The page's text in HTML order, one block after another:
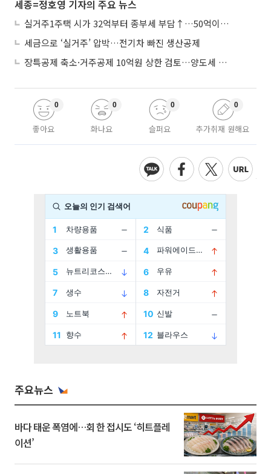
세종=정호영 기자의 주요 뉴스
실거주1주택 시가 32억부터 종부세 부담↑…50억이면 454→979만원
세금으로 ‘실거주’ 압박…전기차 빠진 생산공제
장특공제 축소·거주공제 10억원 상한 검토…양도세 실거주 중심 개편
좋아요
0
화나요
0
슬퍼요
0
추가취재 원해요
0
주요뉴스
바다 태운 폭염에…회 한 접시도 ‘히트플레
이션’